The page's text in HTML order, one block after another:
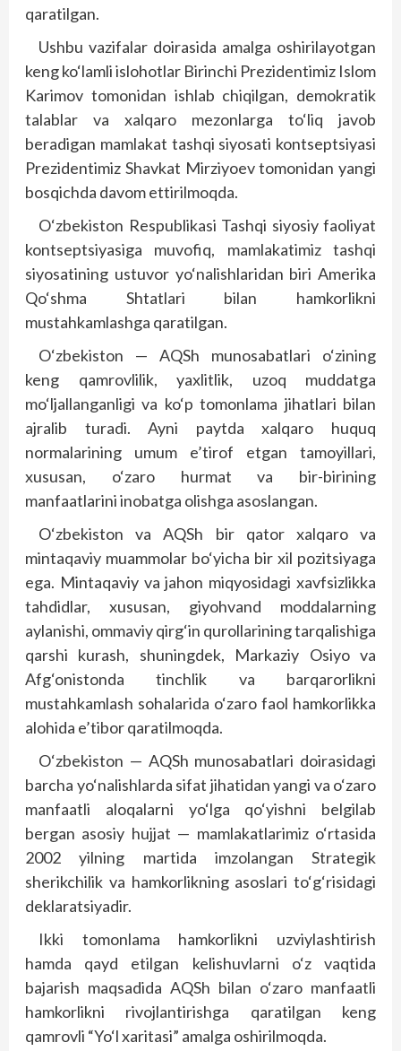
qaratilgan.
Ushbu vazifalar doirasida amalga oshirilayotgan
keng ko‘lamli islohotlar Birinchi Prezidentimiz Islom
Karimov tomonidan ishlab chiqilgan, demokratik
talablar va xalqaro mezonlarga to‘liq javob
beradigan mamlakat tashqi siyosati kontseptsiyasi
Prezidentimiz Shavkat Mirziyoev tomonidan yangi
bosqichda davom ettirilmoqda.
O‘zbekiston Respublikasi Tashqi siyosiy faoliyat
kontseptsiyasiga muvofiq, mamlakatimiz tashqi
siyosatining ustuvor yo‘nalishlaridan biri Amerika
Qo‘shma Shtatlari bilan hamkorlikni
mustahkamlashga qaratilgan.
O‘zbekiston — AQSh munosabatlari o‘zining
keng qamrovlilik, yaxlitlik, uzoq muddatga
mo‘ljallanganligi va ko‘p tomonlama jihatlari bilan
ajralib turadi. Ayni paytda xalqaro huquq
normalarining umum e’tirof etgan tamoyillari,
xususan, o‘zaro hurmat va bir-birining
manfaatlarini inobatga olishga asoslangan.
O‘zbekiston va AQSh bir qator xalqaro va
mintaqaviy muammolar bo‘yicha bir xil pozitsiyaga
ega. Mintaqaviy va jahon miqyosidagi xavfsizlikka
tahdidlar, xususan, giyohvand moddalarning
aylanishi, ommaviy qirg‘in qurollarining tar­qalishiga
qarshi kurash, shu­ning­dek, Markaziy Osiyo va
Afg‘onistonda tinchlik va barqarorlikni
mustahkamlash sohalarida o‘zaro faol hamkorlikka
alohida e’tibor qaratilmoqda.
O‘zbekiston — AQSh munosabatlari doirasidagi
barcha yo‘nalishlarda sifat jihatidan yangi va o‘zaro
manfaatli aloqalarni yo‘lga qo‘yishni belgilab
bergan asosiy hujjat — mamlakatlarimiz o‘rtasida
2002 yilning martida imzolangan Strategik
sherikchilik va hamkorlikning asoslari to‘g‘risidagi
deklaratsiyadir.
Ikki tomonlama hamkorlikni uzviylashtirish
hamda qayd etilgan kelishuvlarni o‘z vaqtida
bajarish maqsadida AQSh bilan o‘zaro manfaatli
hamkorlikni rivojlantirishga qaratilgan keng
qamrovli “Yo‘l xaritasi” amalga oshirilmoqda.